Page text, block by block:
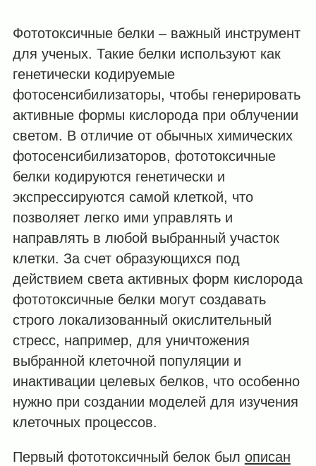
Фототоксичные белки – важный инструмент
для ученых. Такие белки используют как
генетически кодируемые
фотосенсибилизаторы, чтобы генерировать
активные формы кислорода при облучении
светом. В отличие от обычных химических
фотосенсибилизаторов, фототоксичные
белки кодируются генетически и
экспрессируются самой клеткой, что
позволяет легко ими управлять и
направлять в любой выбранный участок
клетки. За счет образующихся под
действием света активных форм кислорода
фототоксичные белки могут создавать
строго локализованный окислительный
стресс, например, для уничтожения
выбранной клеточной популяции и
инактивации целевых белков, что особенно
нужно при создании моделей для изучения
клеточных процессов.
Первый фототоксичный белок был описан